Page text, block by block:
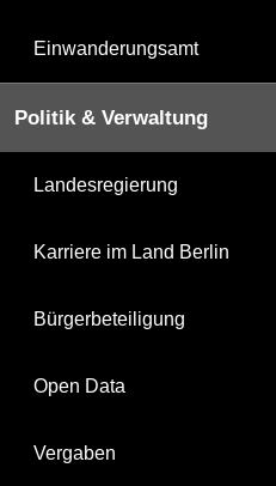
Einwanderungsamt
Politik & Verwaltung
Landesregierung
Karriere im Land Berlin
Bürgerbeteiligung
Open Data
Vergaben